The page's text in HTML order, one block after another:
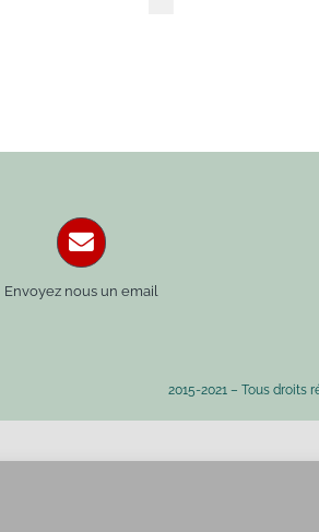
Envoyez nous un email
2015-2021 – Tous droits